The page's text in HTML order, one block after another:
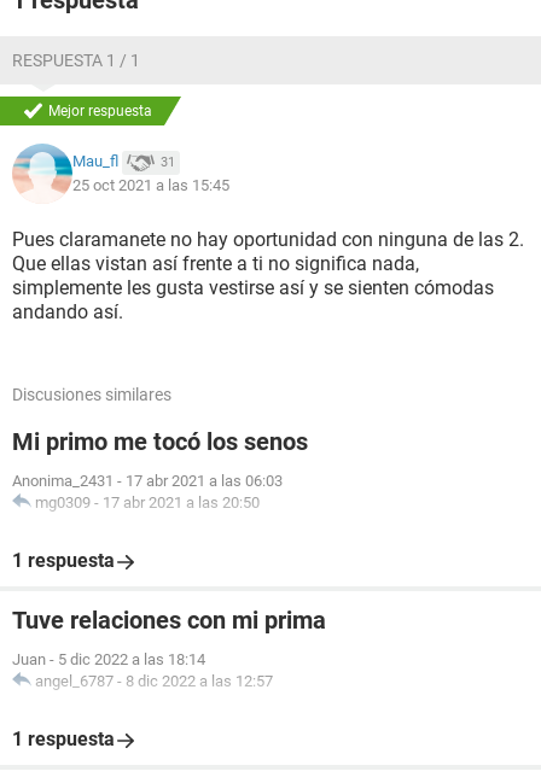
a mi casa a quedarse a dormir y cuando despertó se puso
y haci estuvo en mi cuarto escuchando música y hablando
semejante cuerpo y ¿quiero saber que le puedo decir para
veo no puedo dejar de pensar en eso y aparte que algunas
veces me habla de manera caliente
RESPUESTA 1 / 1
Mejor respuesta
Mau_fl 31
25 oct 2021 a las 15:45
Pues claramanete no hay oportunidad con ninguna de las 2.
Que ellas vistan así frente a ti no significa nada,
simplemente les gusta vestirse así y se sienten cómodas
andando así.
Discusiones similares
Mi primo me tocó los senos
Anonima_2431 - 17 abr 2021 a las 06:03
mg0309 - 17 abr 2021 a las 20:50
1 respuesta
Tuve relaciones con mi prima
Juan - 5 dic 2022 a las 18:14
angel_6787 - 8 dic 2022 a las 12:57
1 respuesta